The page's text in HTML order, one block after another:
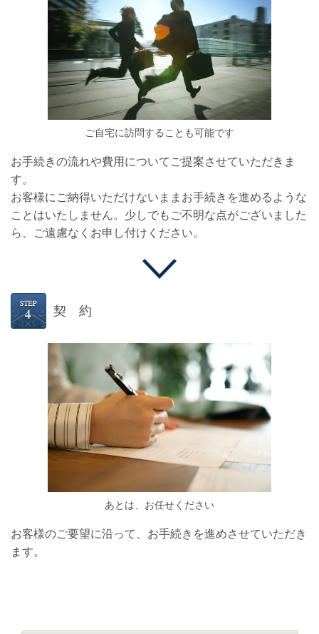
ご自宅に訪問することも可能です
お手続きの流れや費用についてご提案させていただきま
す。
お客様にご納得いただけないままお手続きを進めるような
ことはいたしません。 少しでもご不明な点がございました
ら、ご遠慮なく お申し付けください。
契 約
あとは、お任せください
お客様のご要望に沿って、お手続きを進めさせていただき
ます。